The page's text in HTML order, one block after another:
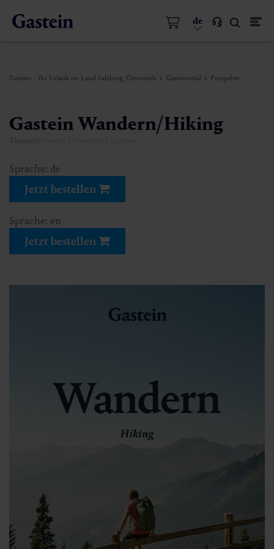
de
Gastein - Ihr Urlaub im Land Salzburg, Österreich Gasteinertal Prospekte
Gastein Wandern/Hiking
Sprache: de
Jetzt bestellen
Sprache: en
Jetzt bestellen